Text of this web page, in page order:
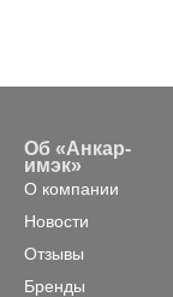
Об «Анкар-
имэк»
О компании
Новости
Отзывы
Бренды